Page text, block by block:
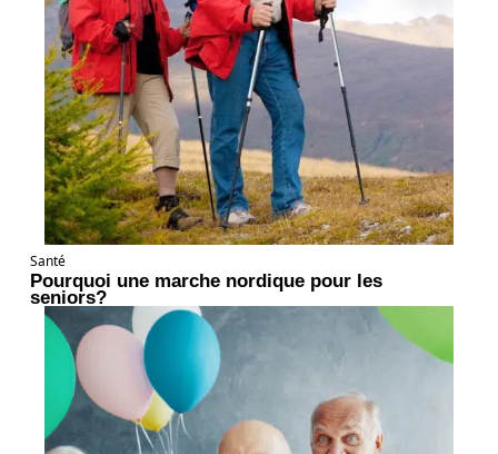
Santé
Pourquoi une marche nordique pour les
seniors?